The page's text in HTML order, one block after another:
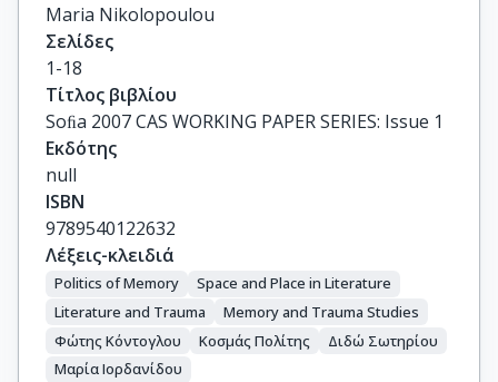
Maria Nikolopoulou
Σελίδες
1-18
Τίτλος βιβλίου
Soﬁa 2007 CAS WORKING PAPER SERIES: Issue 1
Εκδότης
null
ISBN
9789540122632
Λέξεις-κλειδιά
Politics of Memory
Space and Place in Literature
Literature and Trauma
Memory and Trauma Studies
Φώτης Κόντογλου
Κοσμάς Πολίτης
Διδώ Σωτηρίου
Μαρία Ιορδανίδου